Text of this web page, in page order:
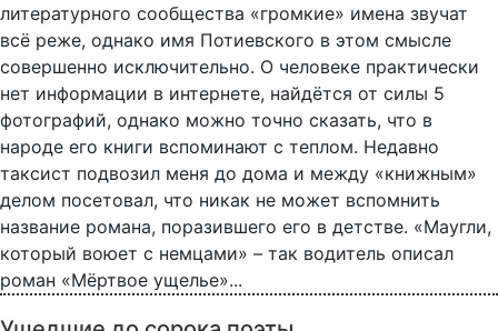
литературного сообщества «громкие» имена звучат
всё реже, однако имя Потиевского в этом смысле
совершенно исключительно. О человеке практически
нет информации в интернете, найдётся от силы 5
фотографий, однако можно точно сказать, что в
народе его книги вспоминают с теплом. Недавно
таксист подвозил меня до дома и между «книжным»
делом посетовал, что никак не может вспомнить
название романа, поразившего его в детстве. «Маугли,
который воюет с немцами» – так водитель описал
роман «Мёртвое ущелье»...